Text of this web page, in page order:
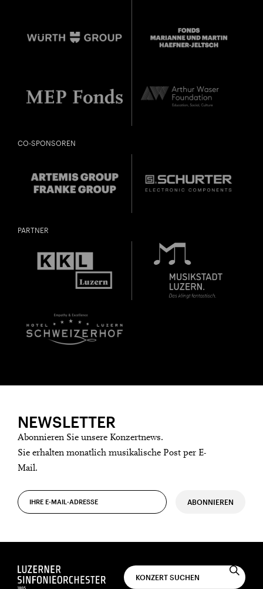
CO-SPONSOREN
PARTNER
NEWSLETTER
Abonnieren Sie unsere Konzertnews.
Sie erhalten monatlich musikalische Post per E-
Mail.
ABONNIEREN